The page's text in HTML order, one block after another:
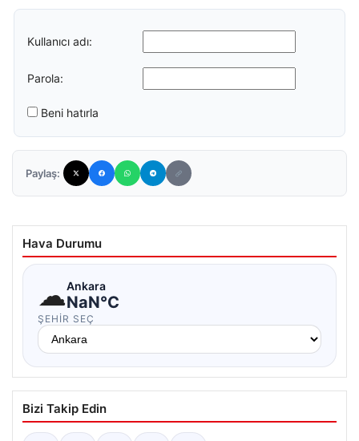
Kullanıcı adı:
Parola:
Beni hatırla
Paylaş:
Hava Durumu
☁Ankara
NaN°C
ŞEHIR SEÇ
Bizi Takip Edin